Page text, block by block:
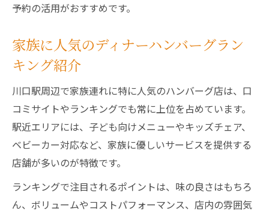
予約の活用がおすすめです。
家族に人気のディナーハンバーグラン
キング紹介
川口駅周辺で家族連れに特に人気のハンバーグ店は、口
コミサイトやランキングでも常に上位を占めています。
駅近エリアには、子ども向けメニューやキッズチェア、
ベビーカー対応など、家族に優しいサービスを提供する
店舗が多いのが特徴です。
ランキングで注目されるポイントは、味の良さはもちろ
ん、ボリュームやコストパフォーマンス、店内の雰囲気